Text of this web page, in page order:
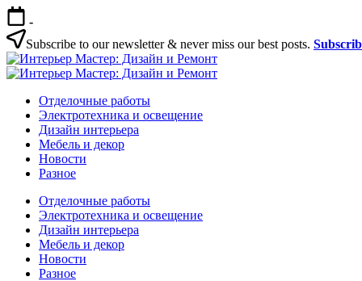
Перейти
к
содержимому
-
Subscribe to our newsletter & never miss our best posts.
Интерьер
Мастер:
Интерьер
Дизайн
Ремонт
Интерьер
Мастер:
Дизайн
Ремонт
Отделочные работы
Электротехника и освещение
Дизайн интерьера
Мебель и декор
Новости
Разное
Отделочные работы
Электротехника и освещение
Дизайн интерьера
Мебель и декор
Новости
Разное